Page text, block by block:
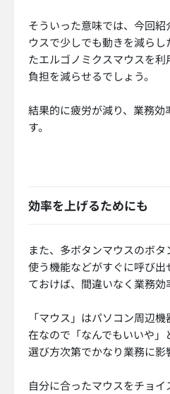
そういった意味では、今回
ウスで少しでも動きを減ら
たエルゴノミクスマウスを
負担を減らせるでしょう。
結果的に疲労が減り、業務効
す。
効率を上げるためにも
また、多ボタンマウスのボ
使う機能などがすぐに呼び
ておけば、間違いなく業務効
「マウス」はパソコン周辺
在なので「なんでもいいや
選び方次第でかなり業務に影
自分に合ったマウスをチョ